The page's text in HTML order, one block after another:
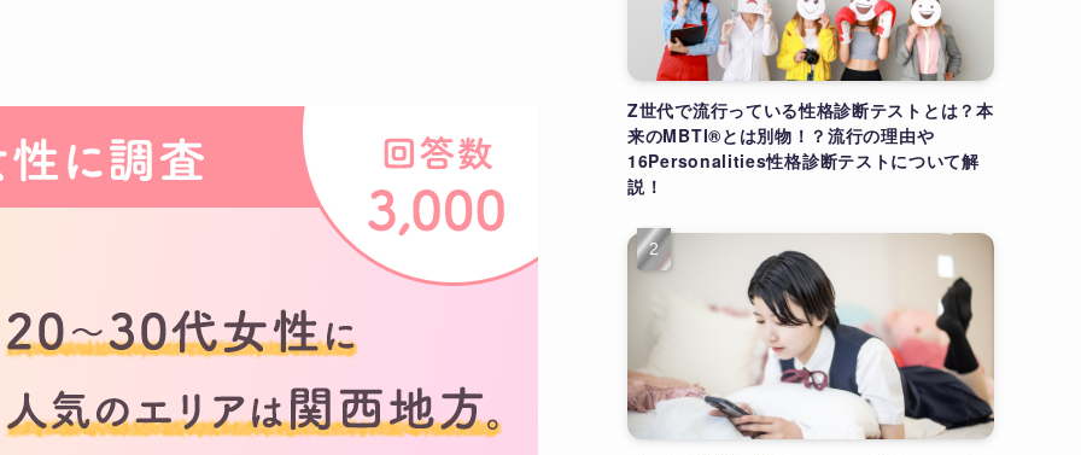
Z世代で流行っている性格診断テストとは？本
来のMBTI®とは別物！？流行の理由や
16Personalities性格診断テストについて解
説！